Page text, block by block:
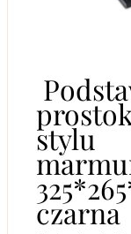
stylu
czarna